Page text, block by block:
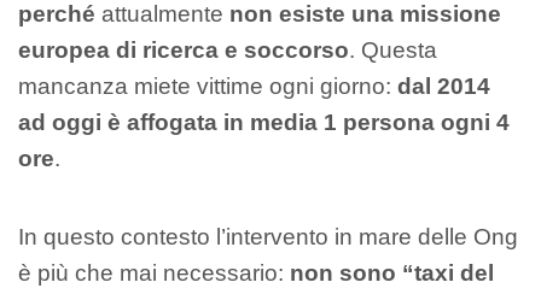
perché attualmente non esiste una missione
europea di ricerca e soccorso. Questa
mancanza miete vittime ogni giorno: dal 2014
ad oggi è affogata in media 1 persona ogni 4
ore.
In questo contesto l’intervento in mare delle Ong
è più che mai necessario: non sono “taxi del